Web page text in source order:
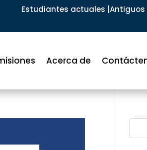
Estudiantes actuales | Antiguos
Acerca de